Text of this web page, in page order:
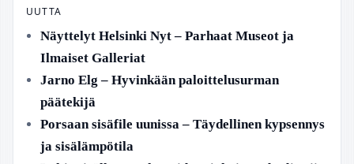
UUTTA
Näyttelyt Helsinki Nyt – Parhaat Museot ja
Ilmaiset Galleriat
Jarno Elg – Hyvinkään paloittelusurman
päätekijä
Porsaan sisäfile uunissa – Täydellinen kypsennys
ja sisälämpötila